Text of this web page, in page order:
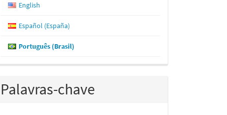
English
Español (España)
Português (Brasil)
Palavras-chave